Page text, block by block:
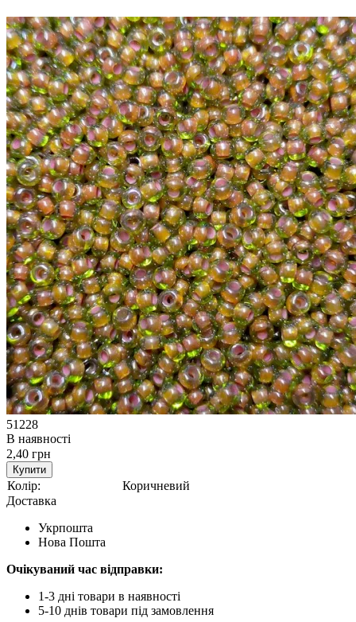
51228
В наявності
2,40 грн
Купити
Колір:
Коричневий
Доставка
Укрпошта
Нова Пошта
Очікуваний час відправки:
1-3 дні товари в наявності
5-10 днів товари під замовлення